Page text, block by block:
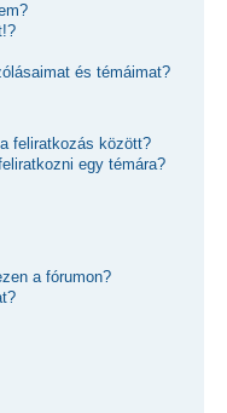
és témáimat?
feliratkozás között?
egy témára?
a fórumon?